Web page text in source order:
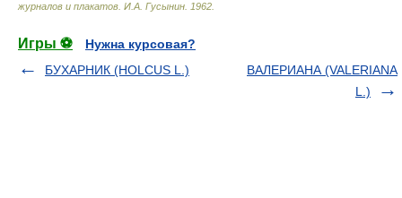
журналов и плакатов И.А. Гусынин 1962
Игры ⚽
Нужна курсовая?
БУХАРНИК (HOLCUS L.)
ВАЛЕРИАНА (VALERIANA
L.)